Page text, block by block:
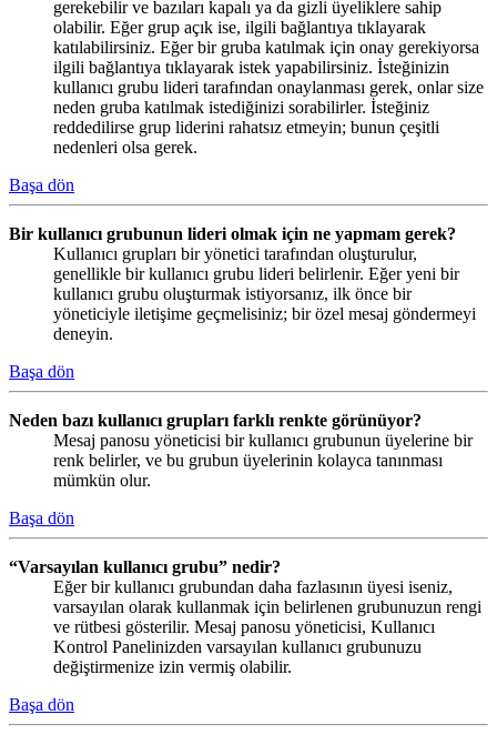
gerekebilir ve bazıları kapalı ya da gizli üyeliklere sahip
olabilir. Eğer grup açık ise, ilgili bağlantıya tıklayarak
katılabilirsiniz. Eğer bir gruba katılmak için onay gerekiyorsa
ilgili bağlantıya tıklayarak istek yapabilirsiniz. İsteğinizin
kullanıcı grubu lideri tarafından onaylanması gerek, onlar size
neden gruba katılmak istediğinizi sorabilirler. İsteğiniz
reddedilirse grup liderini rahatsız etmeyin; bunun çeşitli
nedenleri olsa gerek.
Başa dön
Bir kullanıcı grubunun lideri olmak için ne yapmam gerek?
Kullanıcı grupları bir yönetici tarafından oluşturulur,
genellikle bir kullanıcı grubu lideri belirlenir. Eğer yeni bir
kullanıcı grubu oluşturmak istiyorsanız, ilk önce bir
yöneticiyle iletişime geçmelisiniz; bir özel mesaj göndermeyi
deneyin.
Başa dön
Neden bazı kullanıcı grupları farklı renkte görünüyor?
Mesaj panosu yöneticisi bir kullanıcı grubunun üyelerine bir
renk belirler, ve bu grubun üyelerinin kolayca tanınması
mümkün olur.
Başa dön
“Varsayılan kullanıcı grubu” nedir?
Eğer bir kullanıcı grubundan daha fazlasının üyesi iseniz,
varsayılan olarak kullanmak için belirlenen grubunuzun rengi
ve rütbesi gösterilir. Mesaj panosu yöneticisi, Kullanıcı
Kontrol Panelinizden varsayılan kullanıcı grubunuzu
değiştirmenize izin vermiş olabilir.
Başa dön